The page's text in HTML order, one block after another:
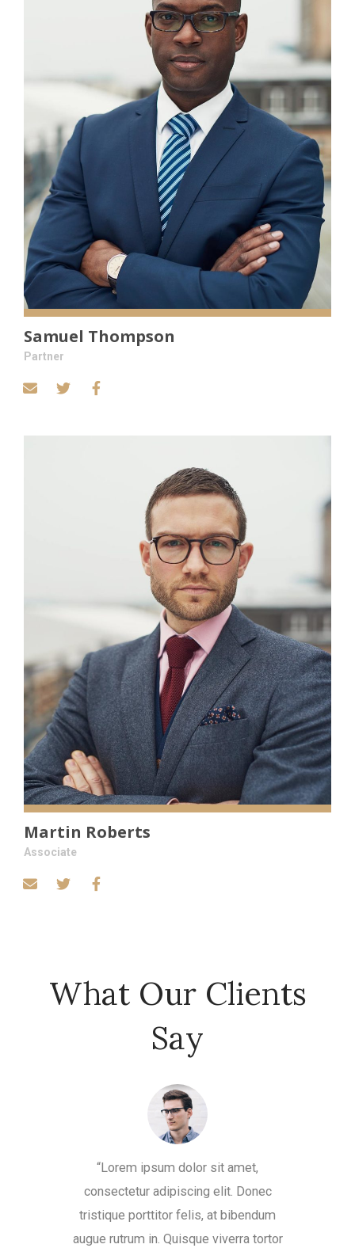
Samuel Thompson
Partner
Martin Roberts
Associate
What Our Clients
Say
“Lorem ipsum dolor sit amet,
consectetur adipiscing elit. Donec
tristique porttitor felis, at bibendum
augue rutrum in. Quisque viverra tortor